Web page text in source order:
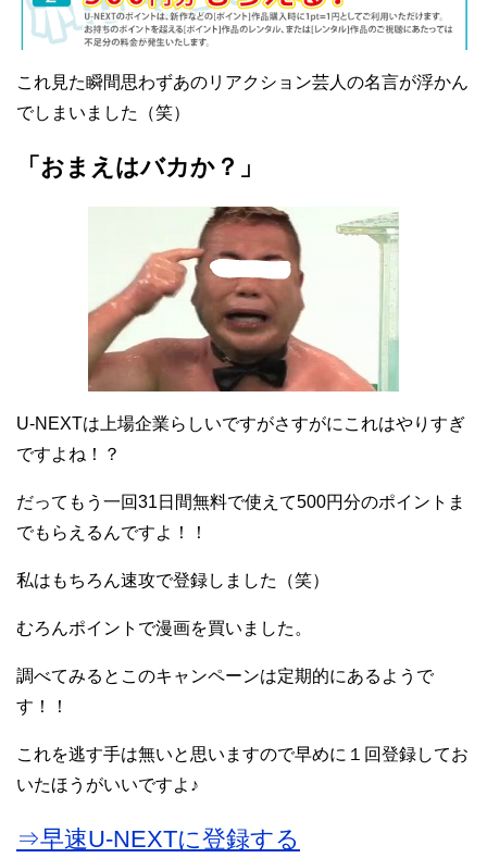
これ見た瞬間思わずあのリアクション芸人の名言が浮かん
でしまいました（笑）
「おまえはバカか？」
U-NEXTは上場企業らしいですがさすがにこれはやりすぎ
ですよね！？
だってもう一回31日間無料で使えて500円分のポイントま
でもらえるんですよ！！
私はもちろん速攻で登録しました（笑）
むろんポイントで漫画を買いました。
調べてみるとこのキャンペーンは定期的にあるようで
す！！
これを逃す手は無いと思いますので早めに１回登録してお
いたほうがいいですよ♪
⇒早速U-NEXTに登録する